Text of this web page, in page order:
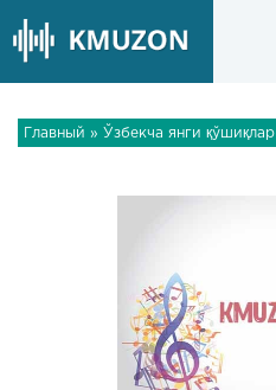
Главный » Ўзбекча янги қўшиқлар